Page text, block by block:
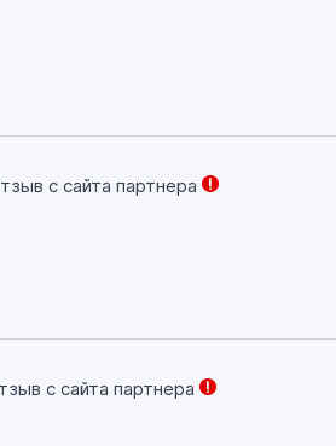
с сайта партнера
с сайта партнера